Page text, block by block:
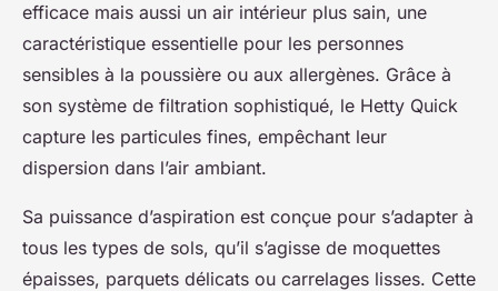
efficace mais aussi un air intérieur plus sain, une
caractéristique essentielle pour les personnes
sensibles à la poussière ou aux allergènes. Grâce à
son système de filtration sophistiqué, le Hetty Quick
capture les particules fines, empêchant leur
dispersion dans l’air ambiant.
Sa puissance d’aspiration est conçue pour s’adapter à
tous les types de sols, qu’il s’agisse de moquettes
épaisses, parquets délicats ou carrelages lisses. Cette